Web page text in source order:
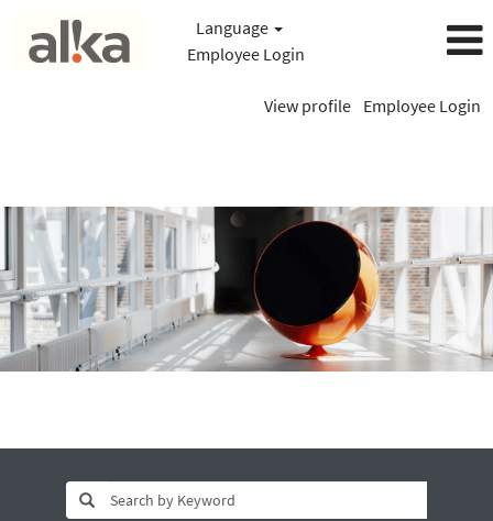
Language
Employee Login
View profile Employee Login